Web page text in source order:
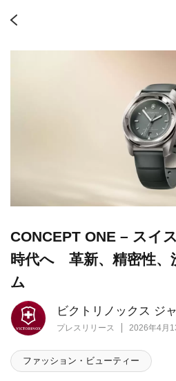
ビクトリノックス ジ
プレスリリース 2026年4月
CONCEPT ONE – スイ
時代へ 革新、精密性、
ム
ファッション・ビューティー